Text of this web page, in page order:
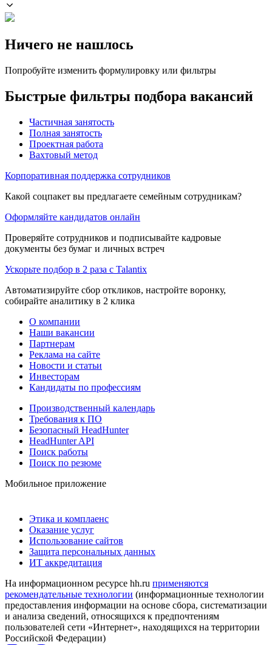
Ничего не нашлось
Попробуйте изменить формулировку или фильтры
Быстрые фильтры подбора вакансий
Частичная занятость
Полная занятость
Проектная работа
Вахтовый метод
Корпоративная поддержка сотрудников
Какой соцпакет вы предлагаете семейным сотрудникам?
Оформляйте кандидатов онлайн
Проверяйте сотрудников и подписывайте кадровые
документы без бумаг и личных встреч
Ускорьте подбор в 2 раза с Talantix
Автоматизируйте сбор откликов, настройте воронку,
собирайте аналитику в 2 клика
О компании
Наши вакансии
Партнерам
Реклама на сайте
Новости и статьи
Инвесторам
Кандидаты по профессиям
Производственный календарь
Требования к ПО
Безопасный HeadHunter
HeadHunter API
Поиск работы
Поиск по резюме
Мобильное приложение
Этика и комплаенс
Оказание услуг
Использование сайтов
Защита персональных данных
ИТ аккредитация
На информационном ресурсе hh.ru применяются
рекомендательные технологии (информационные технологии
предоставления информации на основе сбора, систематизации
и анализа сведений, относящихся к предпочтениям
пользователей сети «Интернет», находящихся на территории
Российской Федерации)